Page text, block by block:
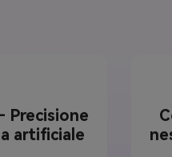
Precisione
artificiale